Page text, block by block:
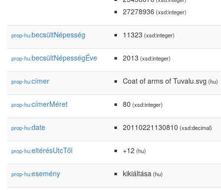
27278936 (xsd:integer)
prop-hu:becsültNépesség 11323 (xsd:integer)
prop-hu:becsültNépességÉve 2013 (xsd:integer)
prop-hu:címer Coat of arms of Tuvalu.svg (hu)
prop-hu:címerMéret 80 (xsd:integer)
prop-hu:date 20110221130810 (xsd:decimal)
prop-hu:eltérésUtcTől +12 (hu)
prop-hu:esemény kikiáltása(hu)